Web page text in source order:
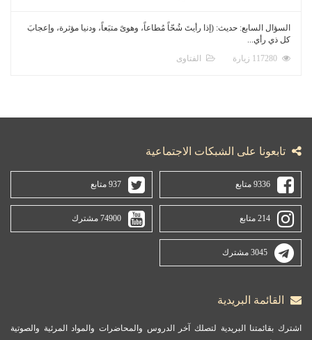
السؤال السابع: حديث: (إذا رأيتَ شُحّاً مُطاعاً، وهوىً متبَعاً، ودنيا مؤثرة، وإعجابَ
كل ذي رأي...
الفتاوى
تابعونا على الشبكات الاجتماعية
9336 متابع 937 متابع
214 متابع 74900 مشترك
3045 مشترك
القائمة البريدية
اشترك بقائمتنا البريدية لتصلك آخر الدروس والمحاضرات والمواد المرئية والصوتية